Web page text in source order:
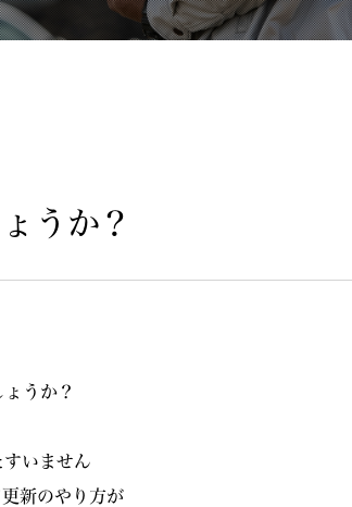
うか？
うか？
すいません
新のやり方が